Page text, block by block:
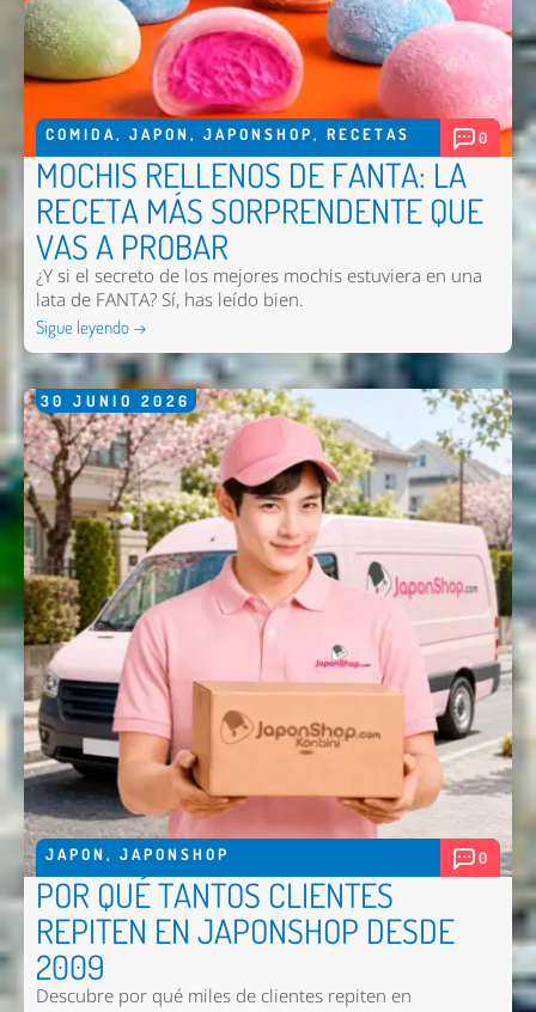
COMIDA, JAPON , JAPONSHOP, RECETAS 0
MOCHIS RELLENOS DE FANTA: LA
RECETA MÁS SORPRENDENTE QUE
VAS A PROBAR
¿Y si el secreto de los mejores mochis estuviera en una
lata de FANTA? Sí, has leído bien.
Sigue leyendo →
30 JUNIO 2026
JAPON , JAPONSHOP 0
POR QUÉ TANTOS CLIENTES
REPITEN EN JAPONSHOP DESDE
2009
Descubre por qué miles de clientes repiten en